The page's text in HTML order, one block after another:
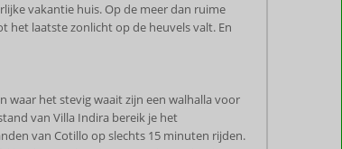
vakantie huis. Op de meer dan ruime
het laatste zonlicht op de heuvels valt. En
waar het stevig waait zijn een walhalla voor
van Villa Indira bereik je het
van Cotillo op slechts 15 minuten rijden.